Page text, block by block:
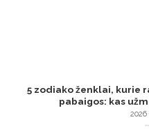
5 zodiako ženklai, kurie
pabaigos: kas